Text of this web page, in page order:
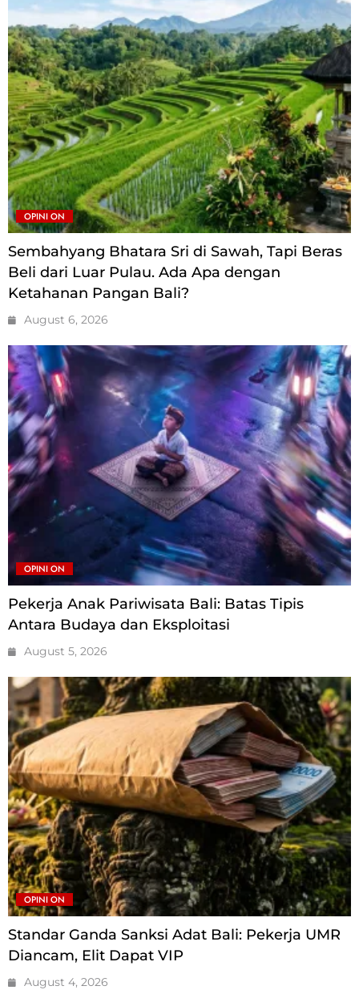
OPINI ON
Sembahyang Bhatara Sri di Sawah, Tapi Beras
Beli dari Luar Pulau. Ada Apa dengan
Ketahanan Pangan Bali?
August 6, 2026
OPINI ON
Pekerja Anak Pariwisata Bali: Batas Tipis
Antara Budaya dan Eksploitasi
August 5, 2026
OPINI ON
Standar Ganda Sanksi Adat Bali: Pekerja UMR
Diancam, Elit Dapat VIP
August 4, 2026